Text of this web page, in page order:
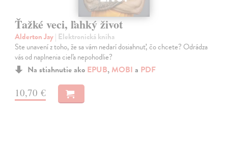
Ťažké veci, ľahký život
Alderton Jay| Elektronická kniha
Ste unavení z toho, že sa vám nedarí dosiahnuť, čo chcete? Odrádza
vás od naplnenia cieľa nepohodlie?
Na stiahnutie ako EPUB, MOBI a PDF
10,70 €